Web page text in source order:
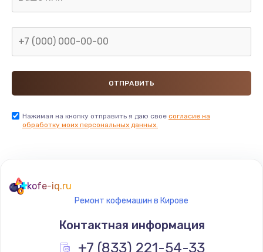
Нажимая на кнопку отправить я даю свое согласие на
обработку моих персональных данных.
kofe-iq.ru
Ремонт кофемашин в Кирове
Контактная информация
+7 (833) 221-54-33